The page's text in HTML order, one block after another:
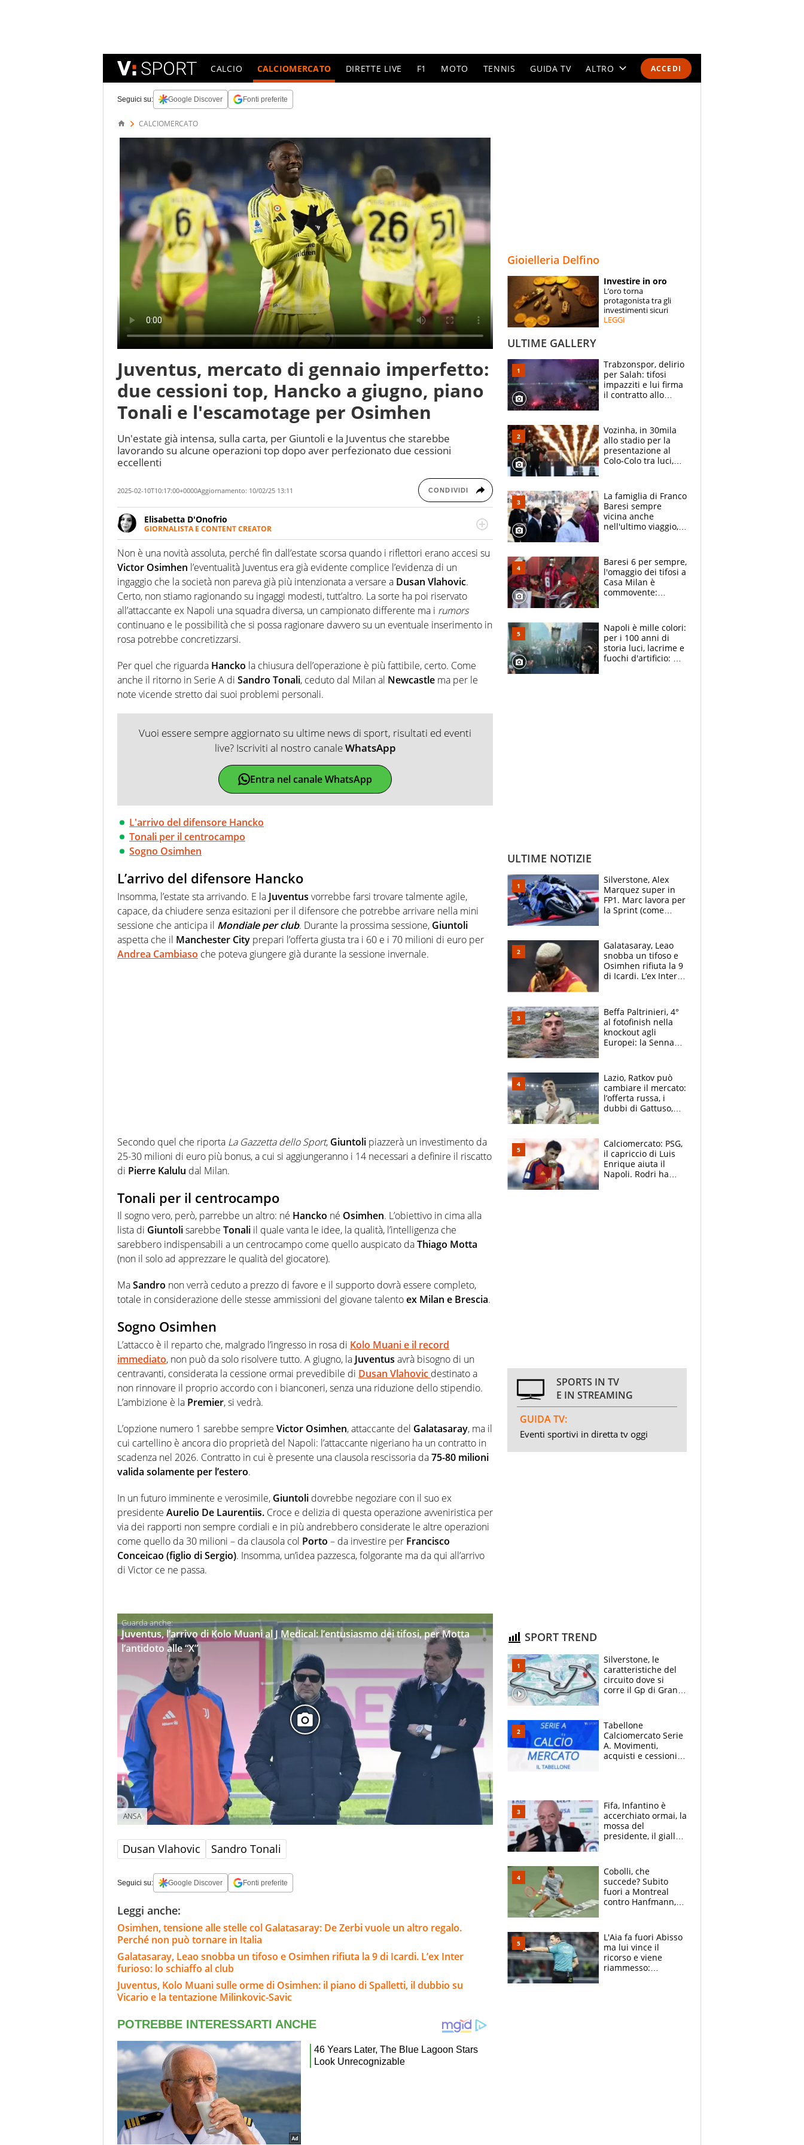
ACCEDI
CALCIO CALCIOMERCATO DIRETTE LIVE F1 MOTO TENNIS GUIDA TV ALTRO
SPECIALI
ESPERTI
Seguici su: Google Discover Fonti preferite
CALCIOMERCATO
Juventus, mercato di gennaio imperfetto:
due cessioni top, Hancko a giugno, piano
Tonali e l'escamotage per Osimhen
Un'estate già intensa, sulla carta, per Giuntoli e la Juventus che starebbe
lavorando su alcune operazioni top dopo aver perfezionato due cessioni
eccellenti
2025-02-10T10:17:00+0000Aggiornamento: 10/02/25 13:11 CONDIVIDI
Elisabetta D'Onofrio
GIORNALISTA E CONTENT CREATOR
Giornalista professionista dal 2007, scrive per curiosità personale e necessità:
soprattutto di calcio, di sport e dei suoi protagonisti, concedendosi innocenti evasioni
nell'ambito della creazione di format. Un tempo ala destra, oggi si sente a suo agio nel
ruolo di libero. Cura una classifica riservata dei migliori 5 calciatori di sempre.
Non è una novità assoluta, perché fin dall’estate scorsa quando i riflettori erano accesi su
Victor Osimhen l’eventualità Juventus era già evidente complice l’evidenza di un
ingaggio che la società non pareva già più intenzionata a versare a Dusan Vlahovic.
Certo, non stiamo ragionando su ingaggi modesti, tutt’altro. La sorte ha poi riservato
all’attaccante ex Napoli una squadra diversa, un campionato differente ma i rumors
continuano e le possibilità che si possa ragionare davvero su un eventuale inserimento in
rosa potrebbe concretizzarsi.
Per quel che riguarda Hancko la chiusura dell’operazione è più fattibile, certo. Come
anche il ritorno in Serie A di Sandro Tonali, ceduto dal Milan al Newcastle ma per le
note vicende stretto dai suoi problemi personali.
Vuoi essere sempre aggiornato su ultime news di sport, risultati ed eventi
live? Iscriviti al nostro canaleWhatsApp
Entra nel canale WhatsApp
L'arrivo del difensore Hancko
Tonali per il centrocampo
Sogno Osimhen
L’arrivo del difensore Hancko
Insomma, l’estate sta arrivando. E la Juventus vorrebbe farsi trovare talmente agile,
capace, da chiudere senza esitazioni per il difensore che potrebbe arrivare nella mini
sessione che anticipa il Mondiale per club. Durante la prossima sessione, Giuntoli
aspetta che il Manchester City prepari l’offerta giusta tra i 60 e i 70 milioni di euro per
Andrea Cambiaso che poteva giungere già durante la sessione invernale.
Secondo quel che riporta La Gazzetta dello Sport, Giuntoli piazzerà un investimento da
25-30 milioni di euro più bonus, a cui si aggiungeranno i 14 necessari a definire il riscatto
di Pierre Kalulu dal Milan.
Tonali per il centrocampo
Il sogno vero, però, parrebbe un altro: né Hancko né Osimhen. L’obiettivo in cima alla
lista di Giuntolisarebbe Tonali il quale vanta le idee, la qualità, l’intelligenza che
sarebbero indispensabili a un centrocampo come quello auspicato daThiago Motta
(non il solo ad apprezzare le qualità del giocatore).
MaSandro non verrà ceduto a prezzo di favore e il supporto dovrà essere completo,
totale in considerazione delle stesse ammissioni del giovane talentoex Milan e Brescia.
Sogno Osimhen
L’attacco è il reparto che, malgrado l’ingresso in rosa di Kolo Muani e il record
immediato, non può da solo risolvere tutto. A giugno, la Juventus avrà bisogno di un
centravanti, considerata la cessione ormai prevedibile di Dusan Vlahovic destinato a
non rinnovare il proprio accordo con i bianconeri, senza una riduzione dello stipendio.
L’ambizione è la Premier, si vedrà.
L’opzione numero 1 sarebbe sempre Victor Osimhen, attaccante del Galatasaray, ma il
cui cartellino è ancora dio proprietà del Napoli: l’attaccante nigeriano ha un contratto in
scadenza nel 2026. Contratto in cui è presente una clausola rescissoria da75-80 milioni
valida solamente per l’estero.
In un futuro imminente e verosimile, Giuntoli dovrebbe negoziare con il suo ex
presidente Aurelio De Laurentiis. Croce e delizia di questa operazione avveniristica per
via dei rapporti non sempre cordiali e in più andrebbero considerate le altre operazioni
come quello da 30 milioni – da clausola col Porto – da investire per Francisco
Conceicao (figlio di Sergio). Insomma, un’idea pazzesca, folgorante ma da qui all’arrivo
di Victor ce ne passa.
Juventus, l’arrivo di Kolo Muani al J Medical: l’entusiasmo dei tifosi, per Motta
l’antidoto alle “X”
ANSA
Dusan Vlahovic Sandro Tonali
Seguici su: Google Discover Fonti preferite
Leggi anche:
Osimhen, tensione alle stelle col Galatasaray: De Zerbi vuole un altro regalo.
Perché non può tornare in Italia
Galatasaray, Leao snobba un tifoso e Osimhen rifiuta la 9 di Icardi. L’ex Inter
furioso: lo schiaffo al club
Juventus, Kolo Muani sulle orme di Osimhen: il piano di Spalletti, il dubbio su
Vicario e la tentazione Milinkovic-Savic
Gioielleria Delfino
Investire in oro
L’oro torna
protagonista tra gli
investimenti sicuri
LEGGI
ULTIME GALLERY
Trabzonspor, delirio
per Salah: tifosi
impazziti e lui firma
il contratto allo
Vozinha, in 30mila
allo stadio per la
presentazione al
Colo-Colo tra luci,
La famiglia di Franco
Baresi sempre
vicina anche
nell'ultimo viaggio,
circondati
dall'affetto dei tifosi
Baresi 6 per sempre,
l'omaggio dei tifosi a
Casa Milan è
commovente:
bigliettini
Napoli è mille colori:
per i 100 anni di
storia luci, lacrime e
fuochi d'artificio: De
ULTIME NOTIZIE
Silverstone, Alex
Marquez super in
FP1. Marc lavora per
la Sprint (come
Galatasaray, Leao
snobba un tifoso e
Osimhen rifiuta la 9
di Icardi. L’ex Inter
Beffa Paltrinieri, 4°
al fotofinish nella
knockout agli
Europei: la Senna
Lazio, Ratkov può
cambiare il mercato:
l’offerta russa, i
dubbi di Gattuso,
Calciomercato: PSG,
il capriccio di Luis
Enrique aiuta il
Napoli. Rodri ha
SPORTS IN TV
E IN STREAMING
GUIDA TV:
Eventi sportivi in diretta tv oggi
SPORT TREND
Silverstone, le
caratteristiche del
circuito dove si
corre il Gp di Gran
Tabellone
Calciomercato Serie
A. Movimenti,
acquisti e cessioni:
Fifa, Infantino è
accerchiato ormai, la
mossa del
presidente, il giallo
Trump
Cobolli, che
succede? Subito
fuori a Montreal
contro Hanfmann,
L'Aia fa fuori Abisso
ma lui vince il
ricorso e viene
riammesso: